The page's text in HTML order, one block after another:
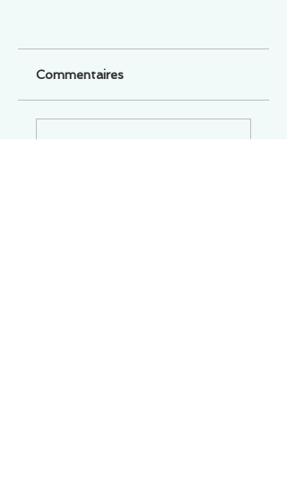
Commentaires
Un commentaire sur cette fiche ou cet